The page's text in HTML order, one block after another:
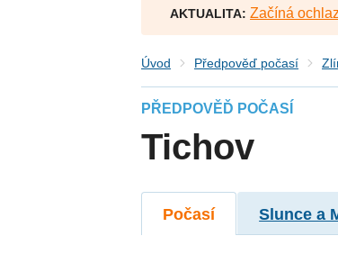
AKTUALITA: Začíná
Úvod Předpověď počasí
PŘEDPOVĚĎ POČASÍ
Tichov
Počasí Slunce a